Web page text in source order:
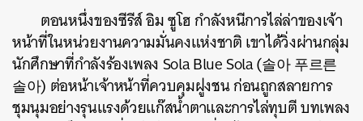
ตอนหนึ่งของซีรีส์ อิม ซูโฮ กำลังหนีการไล่ล่าของเจ้า
หน้าที่ในหน่วยงานความมั่นคงแห่งชาติ เขาได้วิ่งผ่านกลุ่ม
นักศึกษาที่กำลังร้องเพลง Sola Blue Sola (솔아 푸르른
솔아) ต่อหน้าเจ้าหน้าที่ควบคุมฝูงชน ก่อนถูกสลายการ
ชุมนุมอย่างรุนแรงด้วยแก๊สน้ำตาและการไล่ทุบตี บทเพลง